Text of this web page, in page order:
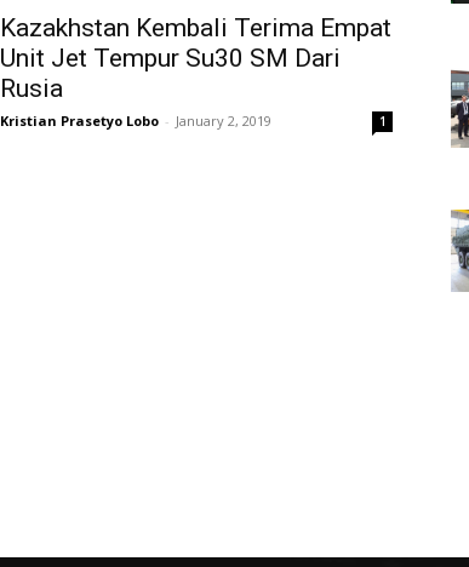
Kazakhstan Kembali Terima Empat
Unit Jet Tempur Su30 SM Dari
Rusia
Kristian Prasetyo Lobo - January 2, 2019 1